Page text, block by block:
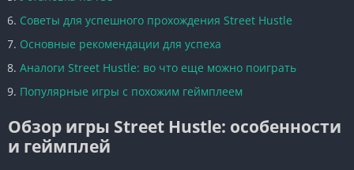
Советы для успешного прохождения Street Hustle
Основные рекомендации для успеха
Аналоги Street Hustle: во что еще можно поиграть
Популярные игры с похожим геймплеем
Обзор игры Street Hustle: особенности
и геймплей